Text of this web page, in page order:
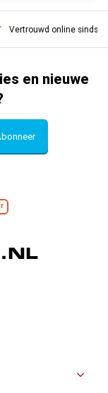
Vertrouwd online sinds
en nieuwe